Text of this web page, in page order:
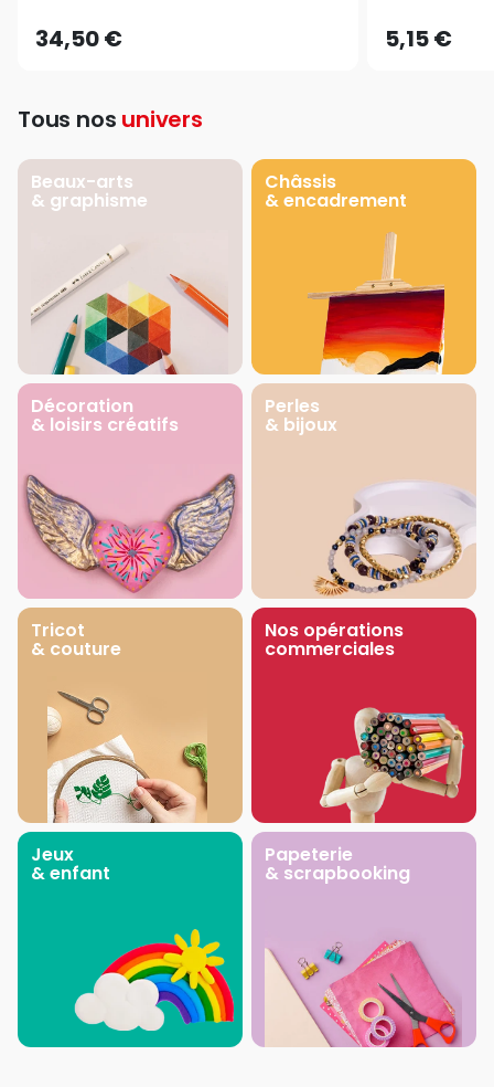
34,50 € 5,15 €
Tous nos univers
Beaux-arts
& graphisme
Châssis
& encadrement
Décoration
& loisirs créatifs
Perles
& bijoux
Tricot
& couture
Nos opérations
commerciales
Jeux
& enfant
Papeterie
& scrapbooking